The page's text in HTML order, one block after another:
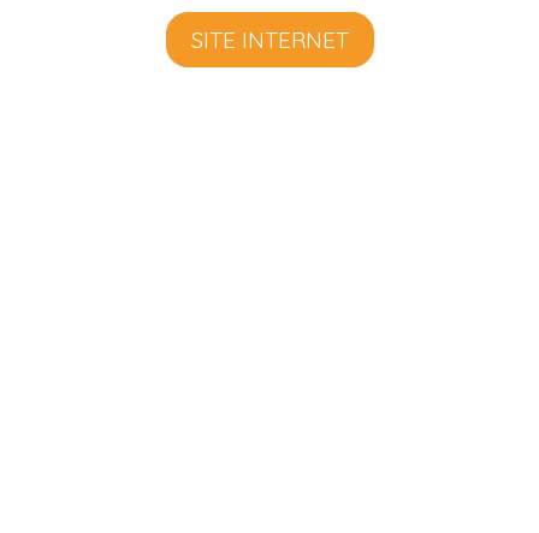
SITE INTERNET